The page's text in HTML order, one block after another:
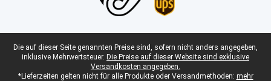
Juristische Fußzeile
Die auf dieser Seite genannten Preise sind, sofern nicht anders angegeben,
inklusive Mehrwertsteuer. Die Preise auf dieser Website sind exklusive
Versandkosten angegeben.
*Lieferzeiten gelten nicht für alle Produkte oder Versandmethoden: mehr